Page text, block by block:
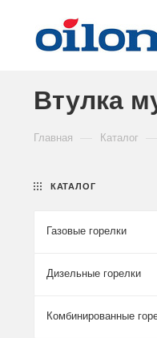
Втулка
Главная Каталог
КАТАЛОГ
Газовые горелки
Дизельные горелки
Комбинированные